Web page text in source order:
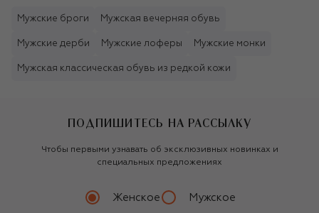
Мужские броги Мужская вечерняя обувь
Мужские дерби Мужские лоферы Мужские монки
Мужская классическая обувь из редкой кожи
ПОДПИШИТЕСЬ НА РАССЫЛКУ
Чтобы первыми узнавать об эксклюзивных новинках и
специальных предложениях
Женское Мужское